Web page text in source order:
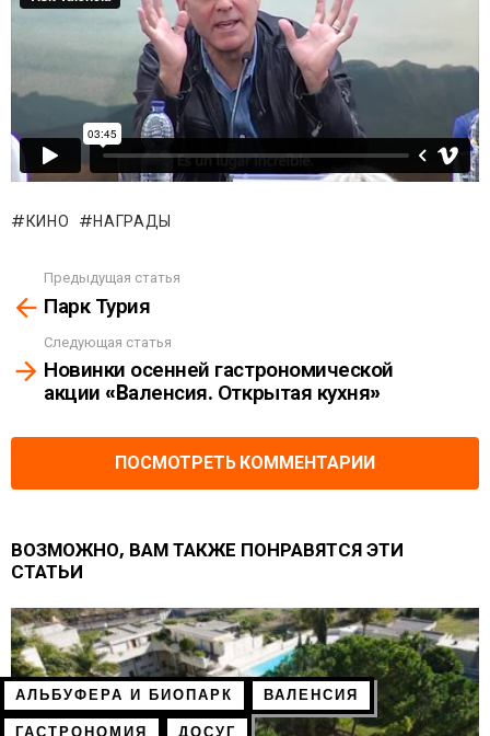
КИНО НАГРАДЫ
See
more
Предыдущая статья
Парк Турия
Следующая статья
Новинки осенней гастрономической
акции «Bаленсия. Открытая кухня»
ПОСМОТРЕТЬ КОММЕНТАРИИ
ВОЗМОЖНО, ВАМ ТАКЖЕ ПОНРАВЯТСЯ ЭТИ
СТАТЬИ
АЛЬБУФЕРА И БИОПАРК ВАЛЕНСИЯ
ГАСТРОНОМИЯ ДОСУГ